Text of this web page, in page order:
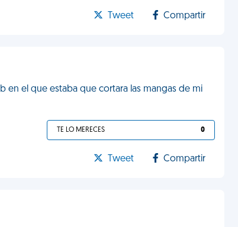
Tweet Compartir
en el que estaba que cortara las mangas de mi
TE LO MERECES 0
Tweet Compartir